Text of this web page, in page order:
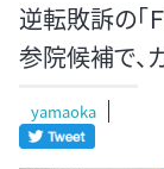
逆転敗訴の「
参院候補で、
yamaoka